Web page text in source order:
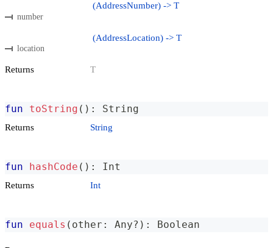
number
(AddressNumber) -> T
location
(AddressLocation) -> T
Returns T
fun toString ( ) : String
Returns String
fun hashCode ( ) : Int
Returns Int
fun equals ( other : Any? ) : Boolean